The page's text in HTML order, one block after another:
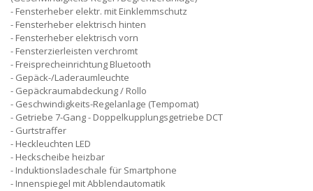
Fensterheber elektr. mit Einklemmschutz
Fensterheber elektrisch hinten
Fensterheber elektrisch vorn
Fensterzierleisten verchromt
Freisprecheinrichtung Bluetooth
Gepäck-/Laderaumleuchte
Gepäckraumabdeckung / Rollo
Geschwindigkeits-Regelanlage (Tempomat)
Getriebe 7-Gang - Doppelkupplungsgetriebe DCT
Gurtstraffer
Heckleuchten LED
Heckscheibe heizbar
Induktionsladeschale für Smartphone
Innenspiegel mit Abblendautomatik